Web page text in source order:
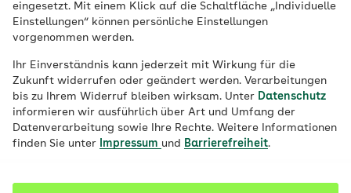
eingesetzt. Mit einem Klick auf die Schaltfläche „Individuelle
Einstellungen“ können persönliche Einstellungen
vorgenommen werden.
Ihr Einverständnis kann jederzeit mit Wirkung für die
Zukunft widerrufen oder geändert werden. Verarbeitungen
bis zu Ihrem Widerruf bleiben wirksam. Unter Datenschutz
informieren wir ausführlich über Art und Umfang der
Datenverarbeitung sowie Ihre Rechte. Weitere Informationen
finden Sie unter
Impressum und Barrierefreiheit.
Sie bei der AOK eines anderen
Bundeslandes versichert sein, nutzen Sie
Dieses Formular ist nur für gesetzliche Leistungen
vorgesehen, für die Sie Kostenerstattung anstelle
von Sach- und Dienstleistungen mit uns vereinbart